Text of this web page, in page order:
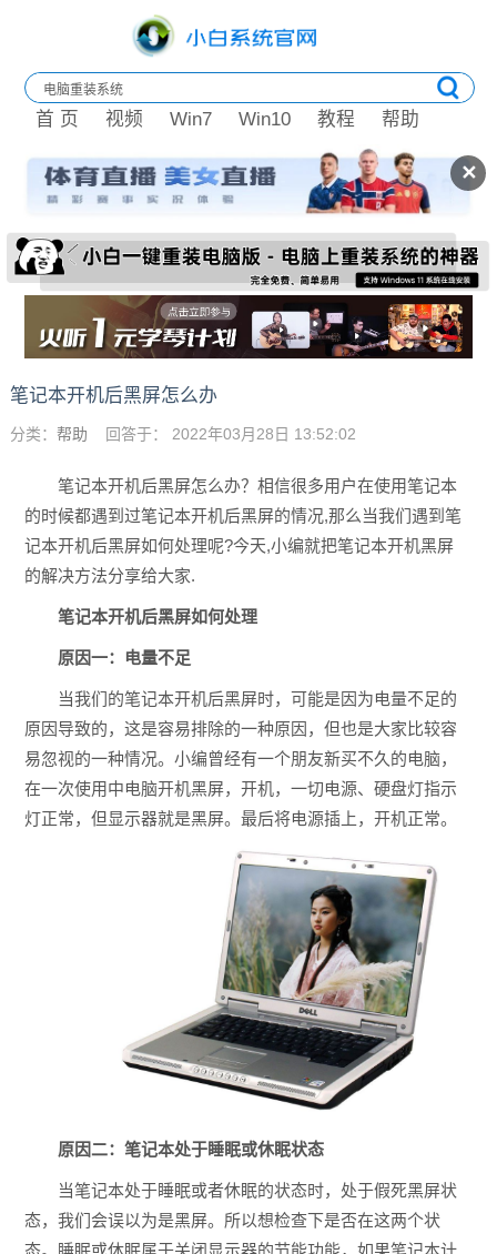
✕
首 页 视频 Win7 Win10 教程 帮助
笔记本开机后黑屏怎么办
分类： 帮助 回答于： 2022年03月28日 13:52:02
笔记本开机后黑屏怎么办？相信很多用户在使用笔记本
的时候都遇到过笔记本开机后黑屏的情况,那么当我们遇到笔
记本开机后黑屏如何处理呢?今天,小编就把笔记本开机黑屏
的解决方法分享给大家.
笔记本开机后黑屏如何处理
原因一：电量不足
当我们的笔记本开机后黑屏时，可能是因为电量不足的
原因导致的，这是容易排除的一种原因，但也是大家比较容
易忽视的一种情况。小编曾经有一个朋友新买不久的电脑，
在一次使用中电脑开机黑屏，开机，一切电源、硬盘灯指示
灯正常，但显示器就是黑屏。最后将电源插上，开机正常。
原因二：笔记本处于睡眠或休眠状态
当笔记本处于睡眠或者休眠的状态时，处于假死黑屏状
态，我们会误以为是黑屏。所以想检查下是否在这两个状